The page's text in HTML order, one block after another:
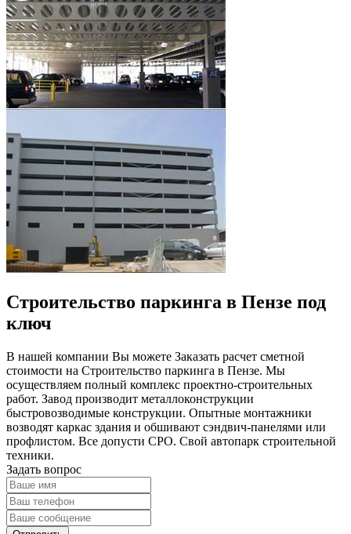
Строительство паркинга в Пензе под
ключ
В нашей компании Вы можете Заказать расчет сметной
стоимости на Строительство паркинга в Пензе. Мы
осуществляем полный комплекс проектно-строительных
работ. Завод производит металлоконструкции
быстровозводимые конструкции. Опытные монтажники
возводят каркас здания и обшивают сэндвич-панелями или
профлистом. Все допусти СРО. Свой автопарк строительной
техники.
Задать вопрос